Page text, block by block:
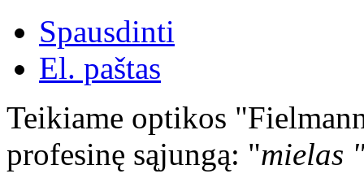
Spausdinti
El. paštas
Teikiame optikos
profesinę sąjungą: "mielas